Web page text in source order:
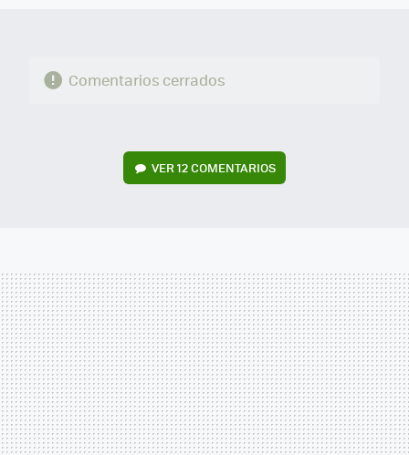
Comentarios cerrados
VER12 COMENTARIOS